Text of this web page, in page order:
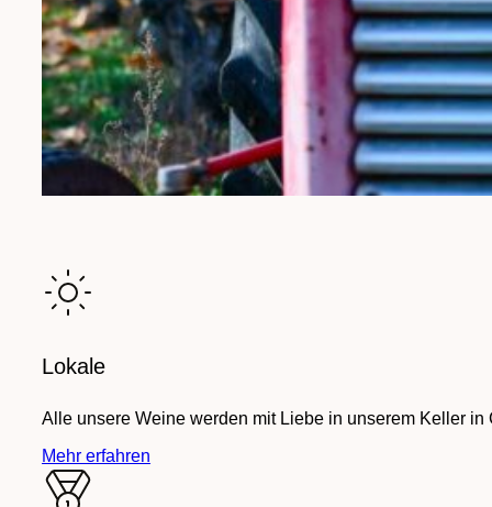
Lokale
Alle unsere Weine werden mit Liebe in unserem Keller
Mehr erfahren